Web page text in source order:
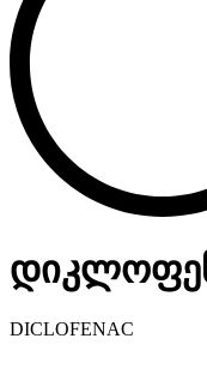
DICLOFENAC